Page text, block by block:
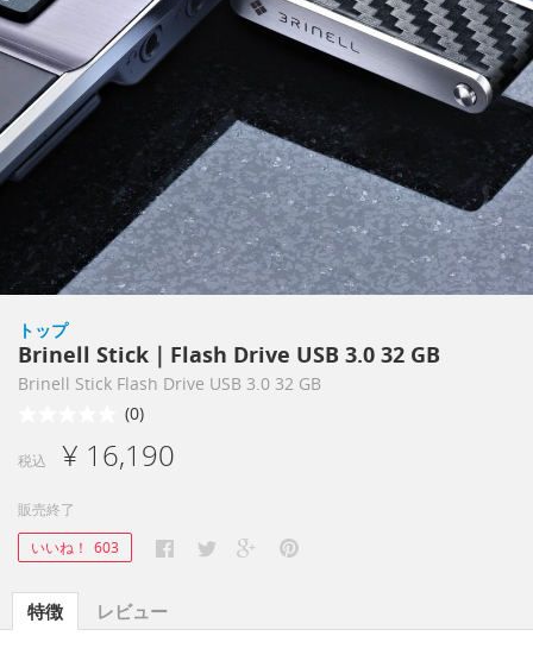
トップ
Brinell Stick｜Flash Drive USB 3.0 32 GB
Brinell Stick Flash Drive USB 3.0 32 GB
(0)
税込 ¥ 16,190
販売終了
いいね！ 603
特徴 レビュー